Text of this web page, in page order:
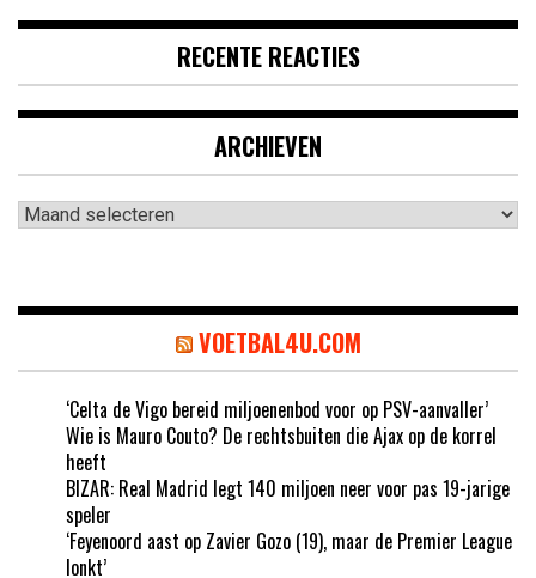
RECENTE REACTIES
ARCHIEVEN
Archieven
VOETBAL4U.COM
‘Celta de Vigo bereid miljoenenbod voor op PSV-aanvaller’
Wie is Mauro Couto? De rechtsbuiten die Ajax op de korrel
heeft
BIZAR: Real Madrid legt 140 miljoen neer voor pas 19-jarige
speler
‘Feyenoord aast op Zavier Gozo (19), maar de Premier League
lonkt’